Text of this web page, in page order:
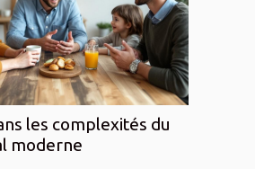
les complexités du
moderne